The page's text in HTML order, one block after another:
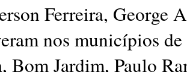
Ferreira, George
nos municípios
Bom Jardim, Paulo